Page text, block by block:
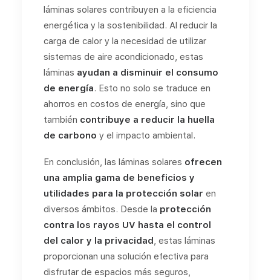
láminas solares contribuyen a la eficiencia
energética y la sostenibilidad. Al reducir la
carga de calor y la necesidad de utilizar
sistemas de aire acondicionado, estas
láminas ayudan a disminuir el consumo
de energía. Esto no solo se traduce en
ahorros en costos de energía, sino que
también contribuye a reducir la huella
de carbono y el impacto ambiental.
En conclusión, las láminas solares ofrecen
una amplia gama de beneficios y
utilidades para la protección solar en
diversos ámbitos. Desde la protección
contra los rayos UV hasta el control
del calor y la privacidad, estas láminas
proporcionan una solución efectiva para
disfrutar de espacios más seguros,